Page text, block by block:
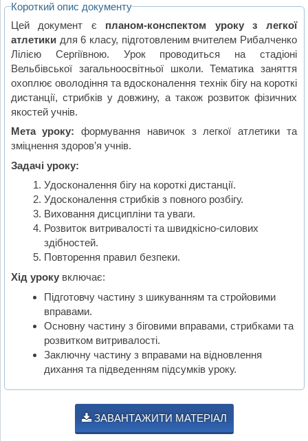
Короткий опис документу
Цей документ є планом-конспектом уроку з легкої
атлетики для 6 класу, підготовленим вчителем Рибалченко
Лілією Сергіївною. Урок проводиться на стадіоні
Вельбівської загальноосвітньої школи. Тематика заняття
охоплює оволодіння та вдосконалення технік бігу на короткі
дистанції, стрибків у довжину, а також розвиток фізичних
якостей учнів.
Мета уроку: формування навичок з легкої атлетики та
зміцнення здоров’я учнів.
Задачі уроку:
Удосконалення бігу на короткі дистанції.
Удосконалення стрибків з повного розбігу.
Виховання дисципліни та уваги.
Розвиток витривалості та швидкісно-силових
здібностей.
Повторення правил безпеки.
Хід уроку включає:
Підготовчу частину з шикуванням та стройовими
вправами.
Основну частину з біговими вправами, стрибками та
розвитком витривалості.
Заключну частину з вправами на відновлення
дихання та підведенням підсумків уроку.
ЗАВАНТАЖИТИ МАТЕРІАЛ